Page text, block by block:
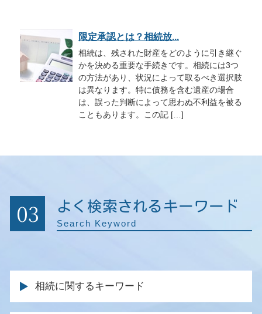
限定承認とは？相続放...
相続は、残された財産をどのように引き継ぐ
かを決める重要な手続きです。相続には3つ
の方法があり、状況によって取るべき選択肢
は異なります。特に債務を含む遺産の場合
は、誤った判断によって思わぬ不利益を被る
こともあります。この記 […]
03 よく検索されるキーワード
Search Keyword
相続に関するキーワード